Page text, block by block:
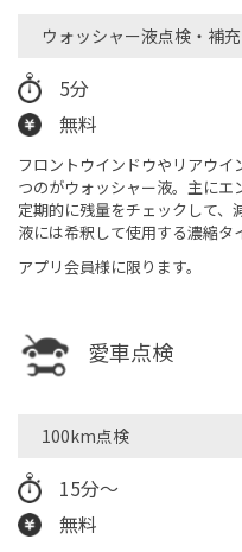
ウォッシャー液点検・補充
5分
無料
フロントウインドウやリアウ
つのがウォッシャー液。主にエ
定期的に残量をチェックして、
液には希釈して使用する濃縮タ
アプリ会員様に限ります。
愛車点検
100km点検
15分〜
無料